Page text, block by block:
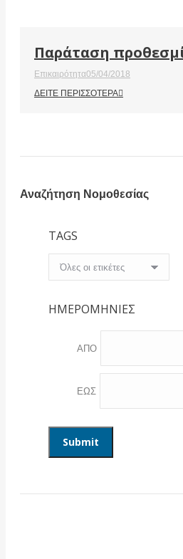
Παράταση
Επικαιρότητα05/04/2018
ΔΕΙΤΕ ΠΕΡΙΣΣΟΤΕΡΑ
Αναζήτηση Νομοθεσίας
TAGS
ΗΜΕΡΟΜΗΝΙΕΣ
ΑΠΟ
ΕΩΣ